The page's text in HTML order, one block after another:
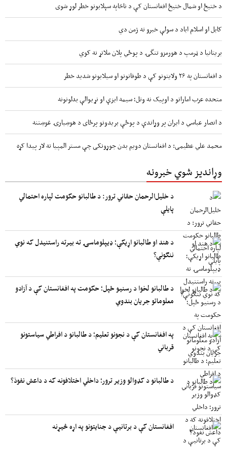
د ختیځ او شمال ختیځ افغانستان کې د ناڅاپه سېلابونو خطر لوړ شوی
کابل او اسلام اباد د سولې خبرو ته ژمن دي
بریتانیا د ټرمپ د هورمزو تنگۍ د پوځي پلان ملاتړ نه کوي
د افغانستان په ۲۶ ولایتونو کې د طوفانونو او سیلابونو شدید خطر
متحده عرب اماراتو د اوپیک نه وتل؛ سیمه ایزې او نړیوالې بدلونونه
د انصار عباسي د ایران پر وړاندې د پوځې بریدونو پرځای د هوښیارۍ غوښتنه
محمد علي عظیمی: د افغانستان دویم بدن جوړونکی چې مستر المپیا ته لار پیدا کړه
وړاندیز شوي خبرونه
د خلیل‌الرحمان حقاني ترور: د طالبانو حکومت لپاره احتمالي
پایلې
د هند او طالبانو اړیکې؛ ډیپلوماسۍ ته بیرته راستنیدل که نوي
ننګونې؟
د طالبانو لخوا د رسنیو ځپل؛ حکومت په افغانستان کې د آزادو
معلوماتو جریان بندوي
په افغانستان کې د نجونو تعلیم؛ د طالبانو د افراطي سیاستونو
قرباني
د طالبانو د کډوالو وزیر ترور؛ داخلي اختلافونه که د داعش نفوذ؟
افغانستان کې د برتانیې د جنایتونو په اړه څیړنه